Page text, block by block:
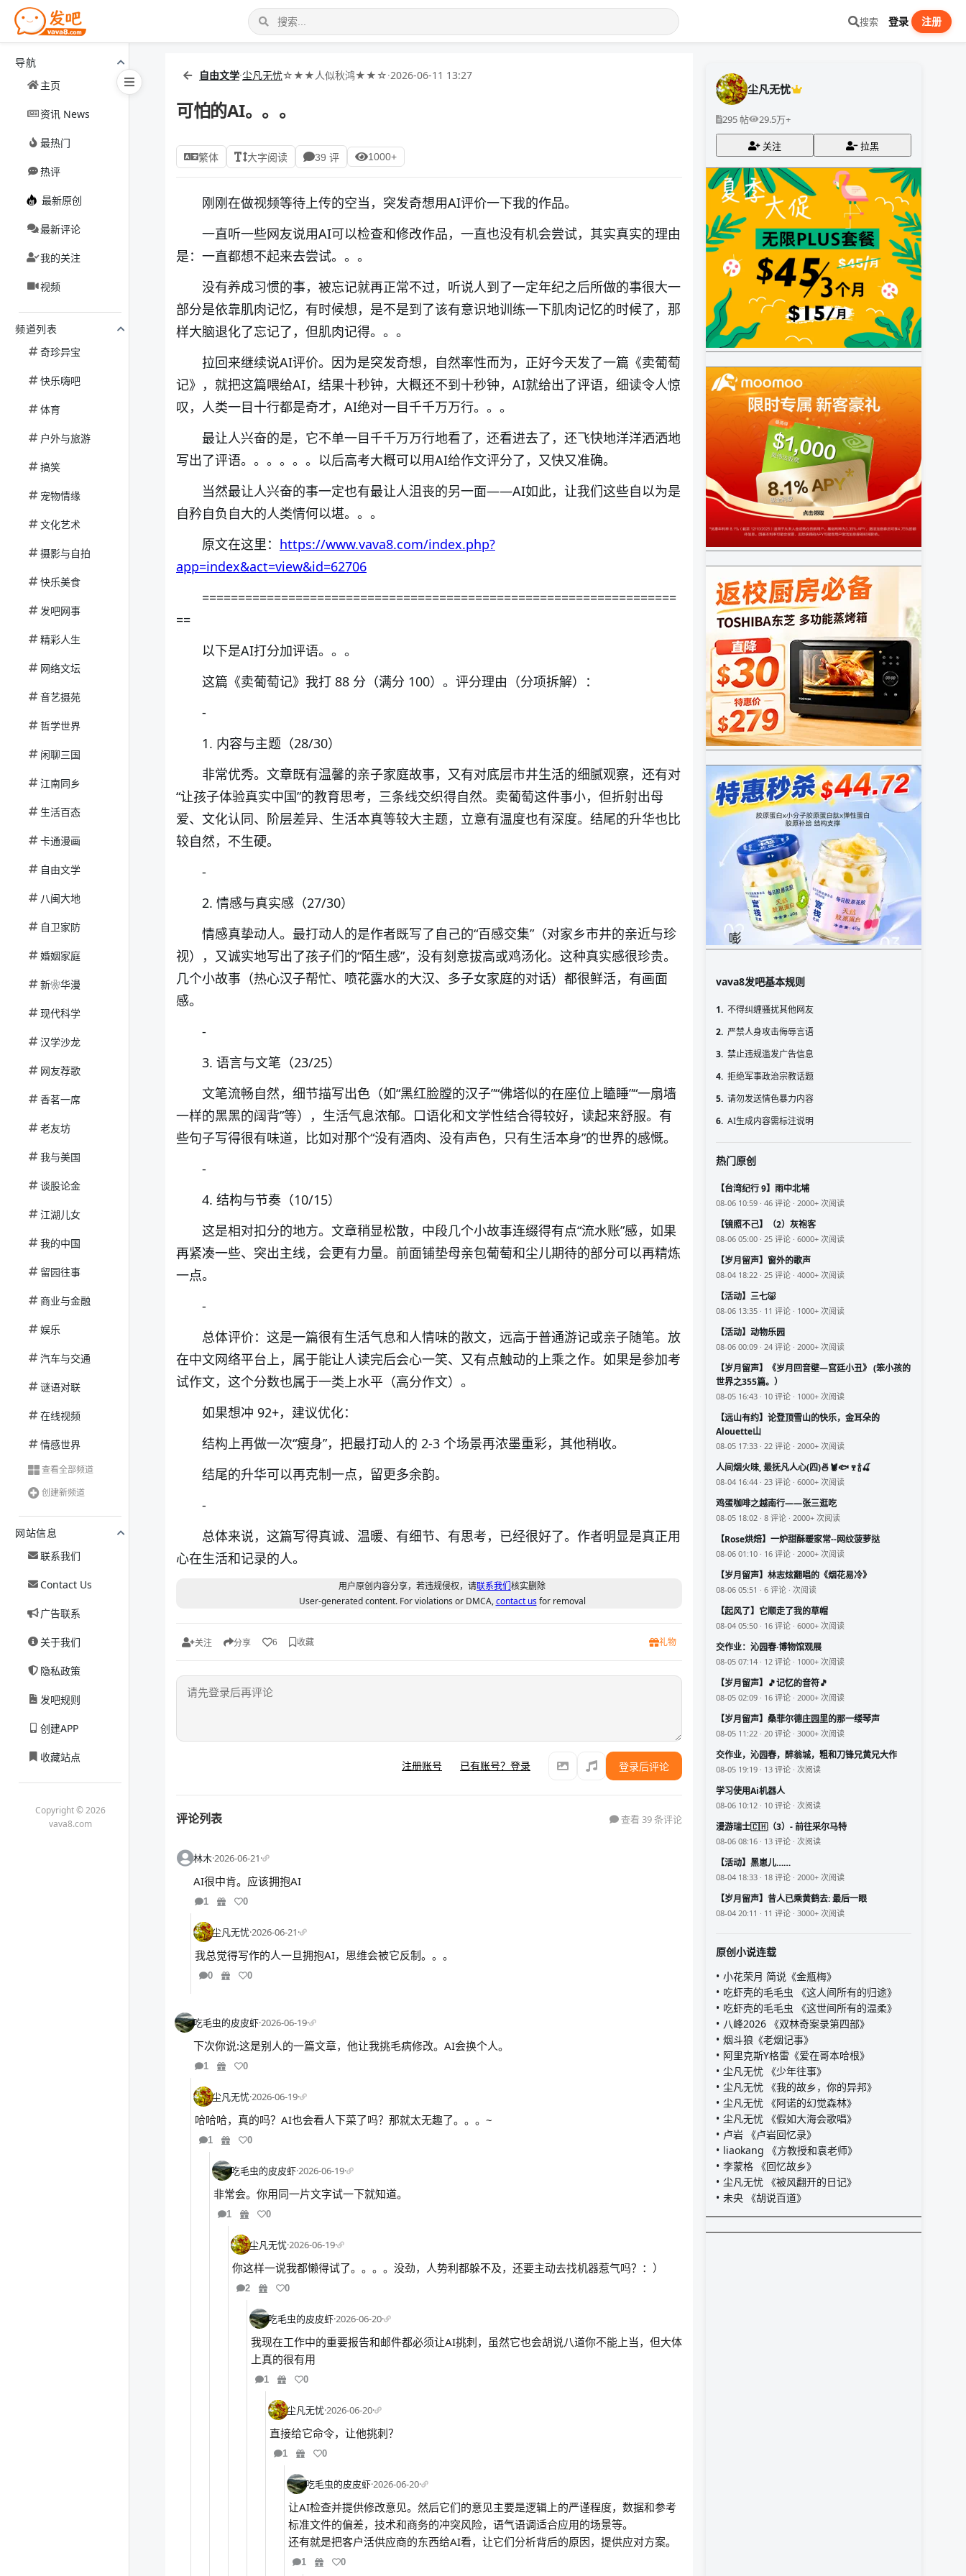
搜索 登录 注册
导航
主页
资讯 News
最热门
热评
最新原创
最新评论
我的关注
视频
频道列表
奇珍异宝
快乐嗨吧
体育
户外与旅游
搞笑
宠物情缘
文化艺术
摄影与自拍
快乐美食
发吧网事
精彩人生
网络文坛
音艺摄苑
哲学世界
闲聊三国
江南同乡
生活百态
卡通漫画
自由文学
八闽大地
自卫家防
婚姻家庭
新❀华漫
现代科学
汉学沙龙
网友荐歌
香茗一席
老友坊
我与美国
谈股论金
江湖儿女
我的中国
留园往事
商业与金融
娱乐
汽车与交通
谜语对联
在线视频
情感世界
查看全部频道
创建新频道
网站信息
联系我们
Contact Us
广告联系
关于我们
隐私政策
发吧规则
创建APP
收藏站点
Copyright © 2026
vava8.com
自由文学·尘凡无忧☆★★人似秋鸿★★☆·2026-06-11 13:27
可怕的AI。。。
繁体 大字阅读 39 评 1000+
刚刚在做视频等待上传的空当，突发奇想用AI评价一下我的作品。
一直听一些网友说用AI可以检查和修改作品，一直也没有机会尝试，其实真实的理由
是：一直都想不起来去尝试。。。
没有养成习惯的事，被忘记就再正常不过，听说人到了一定年纪之后所做的事很大一
部分是依靠肌肉记忆，有时候想，是不是到了该有意识地训练一下肌肉记忆的时候了，那
样大脑退化了忘记了，但肌肉记得。。。
拉回来继续说AI评价。因为是突发奇想，自然率性而为，正好今天发了一篇《卖葡萄
记》，就把这篇喂给AI，结果十秒钟，大概还不到十秒钟，AI就给出了评语，细读令人惊
叹，人类一目十行都是奇才，AI绝对一目千千万万行。。。
最让人兴奋的是，它不单一目千千万万行地看了，还看进去了，还飞快地洋洋洒洒地
写出了评语。。。。。。以后高考大概可以用AI给作文评分了，又快又准确。
当然最让人兴奋的事一定也有最让人沮丧的另一面——AI如此，让我们这些自以为是
自矜自负自大的人类情何以堪。。。
原文在这里： https://www.vava8.com/index.php?
app=index&act=view&id=62706
==================================================================
==
以下是AI打分加评语。。。
这篇《卖葡萄记》我打 88 分（满分 100）。评分理由（分项拆解）：
-
1. 内容与主题（28/30）
非常优秀。文章既有温馨的亲子家庭故事，又有对底层市井生活的细腻观察，还有对
“让孩子体验真实中国”的教育思考，三条线交织得自然。卖葡萄这件事小，但折射出母
爱、文化认同、阶层差异、生活本真等较大主题，立意有温度也有深度。结尾的升华也比
较自然，不生硬。
-
2. 情感与真实感（27/30）
情感真挚动人。最打动人的是作者既写了自己的“百感交集”（对家乡市井的亲近与珍
视），又诚实地写出了孩子们的“陌生感”，没有刻意拔高或鸡汤化。这种真实感很珍贵。
几个小故事（热心汉子帮忙、喷花露水的大汉、多子女家庭的对话）都很鲜活，有画面
感。
-
3. 语言与文笔（23/25）
文笔流畅自然，细节描写出色（如“黑红脸膛的汉子”“佛塔似的在座位上瞌睡”“一扇墙
一样的黑黑的阔背”等），生活气息浓郁。口语化和文学性结合得较好，读起来舒服。有
些句子写得很有味道，比如对那个“没有酒肉、没有声色，只有生活本身”的世界的感慨。
-
4. 结构与节奏（10/15）
这是相对扣分的地方。文章稍显松散，中段几个小故事连缀得有点“流水账”感，如果
再紧凑一些、突出主线，会更有力量。前面铺垫母亲包葡萄和尘儿期待的部分可以再精炼
一点。
-
总体评价：这是一篇很有生活气息和人情味的散文，远高于普通游记或亲子随笔。放
在中文网络平台上，属于能让人读完后会心一笑、又有点触动的上乘之作。如果是参加考
试作文，这个分数也属于一类上水平（高分作文）。
如果想冲 92+，建议优化：
结构上再做一次“瘦身”，把最打动人的 2-3 个场景再浓墨重彩，其他稍收。
结尾的升华可以再克制一点，留更多余韵。
-
总体来说，这篇写得真诚、温暖、有细节、有思考，已经很好了。作者明显是真正用
心在生活和记录的人。
用户原创内容分享，若违规侵权，请联系我们核实删除
User-generated content. For violations or DMCA,contact usfor removal
关注 分享 6 收藏 礼物
注册账号 已有账号？登录 登录后评论
评论列表 查看 39 条评论
林木·2026-06-21·
AI很中肯。应该拥抱AI
1 0
尘凡无忧·2026-06-21·
我总觉得写作的人一旦拥抱AI，思维会被它反制。。。
0 0
吃毛虫的皮皮虾·2026-06-19·
下次你说:这是别人的一篇文章，他让我挑毛病修改。AI会换个人。
1 0
尘凡无忧·2026-06-19·
哈哈哈，真的吗？AI也会看人下菜了吗？那就太无趣了。。。~
1 0
吃毛虫的皮皮虾·2026-06-19·
非常会。你用同一片文字试一下就知道。
1 0
尘凡无忧·2026-06-19·
你这样一说我都懒得试了。。。。没劲，人势利都躲不及，还要主动去找机器惹气吗？：）
2 0
吃毛虫的皮皮虾·2026-06-20·
我现在工作中的重要报告和邮件都必须让AI挑刺，虽然它也会胡说八道你不能上当，但大体
上真的很有用
1 0
尘凡无忧·2026-06-20·
直接给它命令，让他挑刺？
1 0
吃毛虫的皮皮虾·2026-06-20·
让AI检查并提供修改意见。然后它们的意见主要是逻辑上的严谨程度，数据和参考
标准文件的偏差，技术和商务的冲突风险，语气语调适合应用的场景等。
还有就是把客户活供应商的东西给AI看，让它们分析背后的原因，提供应对方案。
1 0
尘凡无忧
295 帖 29.5万+
关注 拉黑
vava8发吧基本规则
1. 不得纠缠骚扰其他网友
2. 严禁人身攻击侮辱言语
3. 禁止违规滥发广告信息
4. 拒绝军事政治宗教话题
5. 请勿发送情色暴力内容
6. AI生成内容需标注说明
热门原创
【台湾纪行 9】雨中北埔
08-06 10:59 · 46 评论 · 2000+ 次阅读
【镜照不己】（2）灰袍客
08-06 05:00 · 25 评论 · 6000+ 次阅读
【岁月留声】窗外的歌声
08-04 18:22 · 25 评论 · 4000+ 次阅读
【活动】三七🐷
08-06 13:35 · 11 评论 · 1000+ 次阅读
【活动】动物乐园
08-06 00:09 · 24 评论 · 2000+ 次阅读
【岁月留声】《岁月回音壁—宫廷小丑》 (笨小孩的
世界之355篇。）
08-05 16:43 · 10 评论 · 1000+ 次阅读
【远山有约】论登顶雪山的快乐，金耳朵的
Alouette山
08-05 17:33 · 22 评论 · 2000+ 次阅读
人间烟火味, 最抚凡人心(四)🍜🦞🐟🍷🍾🍒
08-04 16:44 · 23 评论 · 6000+ 次阅读
鸡蛋咖啡之越南行——张三逛吃
08-05 18:02 · 8 评论 · 2000+ 次阅读
【Rose烘焙】一炉甜酥暖家常--网纹菠萝挞
08-06 01:10 · 16 评论 · 2000+ 次阅读
【岁月留声】林志炫翻唱的《烟花易冷》
08-06 05:51 · 6 评论 · 次阅读
【起风了】它顺走了我的草帽
08-04 05:50 · 16 评论 · 6000+ 次阅读
交作业：沁园春·博物馆观展
08-05 07:14 · 12 评论 · 1000+ 次阅读
【岁月留声】🎵记忆的音符🎵
08-05 02:09 · 16 评论 · 2000+ 次阅读
【岁月留声】桑菲尔德庄园里的那一缕琴声
08-05 11:22 · 20 评论 · 3000+ 次阅读
交作业，沁园春，醉翁城，粗和刀锋兄黄兄大作
08-05 19:19 · 13 评论 · 次阅读
学习使用Ai机器人
08-06 10:12 · 10 评论 · 次阅读
漫游瑞士🇨🇭（3）- 前往采尔马特
08-06 08:16 · 13 评论 · 次阅读
【活动】黑崽儿……
08-04 18:33 · 18 评论 · 2000+ 次阅读
【岁月留声】昔人已乘黄鹤去: 最后一眼
08-04 20:11 · 11 评论 · 3000+ 次阅读
原创小说连载
小花荣月 简说《金瓶梅》
吃虾壳的毛毛虫 《这人间所有的归途》
吃虾壳的毛毛虫 《这世间所有的温柔》
八峰2026 《双林奇案录第四部》
烟斗狼《老烟记事》
阿里克斯Y格雷《爱在哥本哈根》
尘凡无忧 《少年往事》
尘凡无忧 《我的故乡，你的异邦》
尘凡无忧 《阿诺的幻觉森林》
尘凡无忧 《假如大海会歌唱》
卢岩 《卢岩回忆录》
liaokang 《方教授和袁老师》
李蒙格 《回忆故乡》
尘凡无忧 《被风翻开的日记》
未央 《胡说百道》